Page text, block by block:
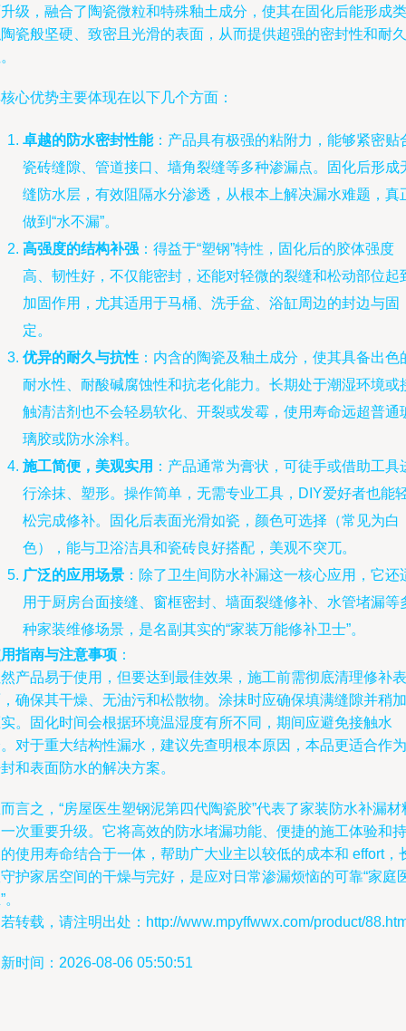
级，融合了陶瓷微粒和特殊釉土成分，使其在固化后能形成类
瓷般坚硬、致密且光滑的表面，从而提供超强的密封性和耐久
心优势主要体现在以下几个方面：
卓越的防水密封性能：产品具有极强的粘附力，能够紧密贴
瓷砖缝隙、管道接口、墙角裂缝等多种渗漏点。固化后形成
缝防水层，有效阻隔水分渗透，从根本上解决漏水难题，真
做到“水不漏”。
高强度的结构补强 ：得益于“塑钢”特性，固化后的胶体强度
高、韧性好，不仅能密封，还能对轻微的裂缝和松动部位起
加固作用，尤其适用于马桶、洗手盆、浴缸周边的封边与固
定。
优异的耐久与抗性 ：内含的陶瓷及釉土成分，使其具备出色
耐水性、耐酸碱腐蚀性和抗老化能力。长期处于潮湿环境或
触清洁剂也不会轻易软化、开裂或发霉，使用寿命远超普通
璃胶或防水涂料。
施工简便，美观实用 ：产品通常为膏状，可徒手或借助工具
行涂抹、塑形。操作简单，无需专业工具，DIY爱好者也能
松完成修补。固化后表面光滑如瓷，颜色可选择（常见为白
色），能与卫浴洁具和瓷砖良好搭配，美观不突兀。
广泛的应用场景 ：除了卫生间防水补漏这一核心应用，它还
用于厨房台面接缝、窗框密封、墙面裂缝修补、水管堵漏等
种家装维修场景，是名副其实的“家装万能修补卫士”。
指南与注意事项 ：
产品易于使用，但要达到最佳效果，施工前需彻底清理修补表
确保其干燥、无油污和松散物。涂抹时应确保填满缝隙并稍加
。固化时间会根据环境温湿度有所不同，期间应避免接触水
对于重大结构性漏水，建议先查明根本原因，本品更适合作为
和表面防水的解决方案。
言之，“房屋医生塑钢泥第四代陶瓷胶”代表了家装防水补漏材
次重要升级。它将高效的防水堵漏功能、便捷的施工体验和持
使用寿命结合于一体，帮助广大业主以较低的成本和 effort，
护家居空间的干燥与完好，是应对日常渗漏烦恼的可靠“家庭
转载，请注明出处：http://www.mpyffwwx.com/product/
时间：2026-08-06 05:50:51